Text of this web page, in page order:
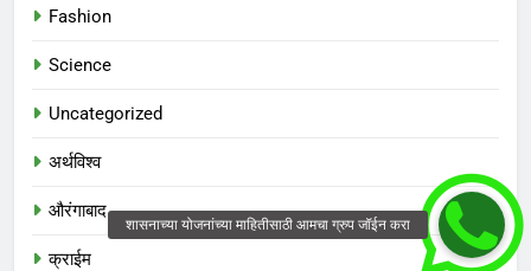
Fashion
Science
Uncategorized
अर्थविश्व
औरंगाबाद
क्राईम